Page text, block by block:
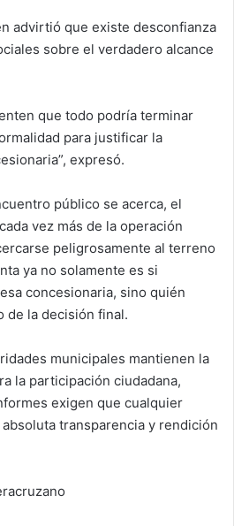
advirtió que existe desconfianza
sobre el verdadero alcance
que todo podría terminar
para justificar la
expresó.
público se acerca, el
vez más de la operación
peligrosamente al terreno
ya no solamente es si
concesionaria, sino quién
de la decisión final.
municipales mantienen la
la participación ciudadana,
exigen que cualquier
transparencia y rendición